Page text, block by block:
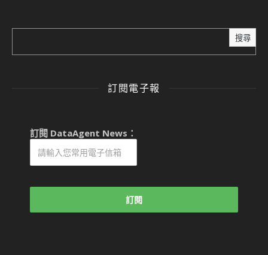
搜尋
訂閱電子報
訂閱 DataAgent News：